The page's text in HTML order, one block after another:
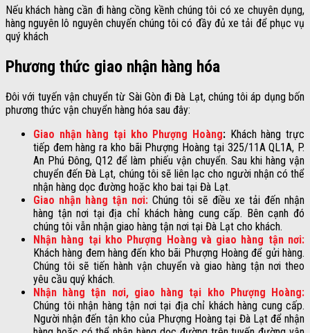
Nếu khách hàng cần đi hàng cồng kềnh chúng tôi có xe chuyên dụng,
hàng nguyên lô nguyên chuyến chúng tôi có đầy đủ xe tải để phục vụ
quý khách
Phương thức giao nhận hàng hóa
Đôi với tuyến vận chuyển từ Sài Gòn đi Đà Lạt, chúng tôi áp dụng bốn
phương thức vận chuyển hàng hóa sau đây:
Giao nhận hàng tại kho Phượng Hoàng: Khách hàng trực
tiếp đem hàng ra kho bãi Phượng Hoàng tại 325/11A QL1A, P.
An Phú Đông, Q12 để làm phiếu vận chuyển. Sau khi hàng vận
chuyển đến Đà Lạt, chúng tôi sẽ liên lạc cho người nhận có thể
nhận hàng dọc đường hoặc kho bai tại Đà Lạt.
Giao nhận hàng tận nơi: Chúng tôi sẽ điều xe tải đến nhận
hàng tận nơi tại địa chỉ khách hàng cung cấp. Bên cạnh đó
chúng tôi vẫn nhận giao hàng tận nơi tại Đà Lạt cho khách.
Nhận hàng tại kho Phượng Hoàng và giao hàng tận nơi:
Khách hàng đem hàng đến kho bãi Phượng Hoàng để gửi hàng.
Chúng tôi sẽ tiến hành vận chuyển và giao hàng tận nơi theo
yêu cầu quý khách.
Nhận hàng tận nơi, giao hàng tại kho Phượng Hoàng:
Chúng tôi nhận hàng tận nơi tại địa chỉ khách hàng cung cấp.
Người nhận đến tận kho của Phượng Hoàng tại Đà Lạt để nhận